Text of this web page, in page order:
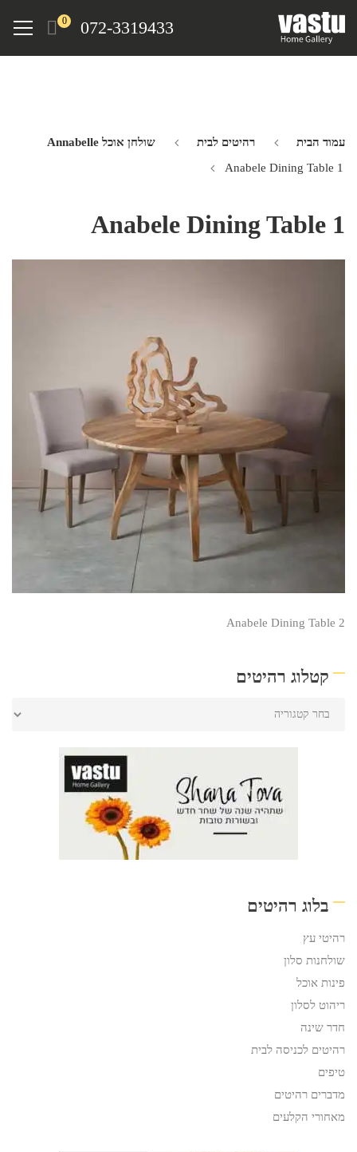
072-3319433
0
Menu
עמוד הבית רהיטים לבית
שולחן אוכל Annabelle
Anabele Dining Table 1
Anabele Dining Table 1
Anabele Dining Table 2
קטלוג רהיטים
בלוג רהיטים
רהיטי עץ
שולחנות סלון
פינות אוכל
ריהוט לסלון
חדר שינה
רהיטים לכניסה לבית
טיפים
מדברים רהיטים
מאחורי הקלעים